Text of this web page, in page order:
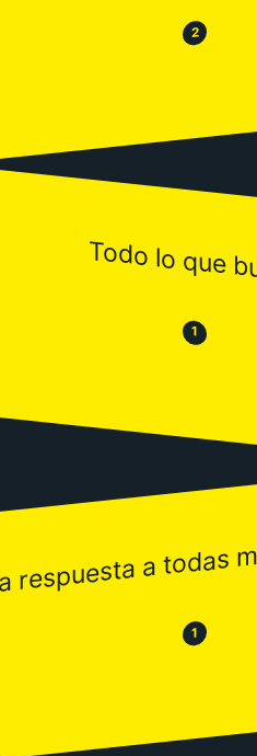
😒 2 😂
Todo lo que
😒 1 😂
respuesta a todas
😒 1 😂